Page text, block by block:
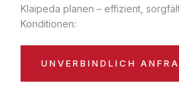
Klaipeda planen – effizient,
Konditionen:
UNVERBINDLICH